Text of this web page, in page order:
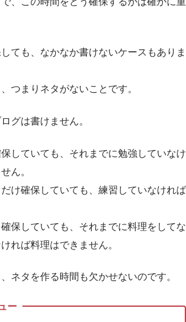
ても、なかなか書けないケースもありま
つまりネタがないことです。
グは書けません。
していても、それまでに勉強していなけ
ん。
け確保していても、練習していなければ
保していても、それまでに料理をしてな
れば料理はできません。
ネタを作る時間も欠かせないのです。